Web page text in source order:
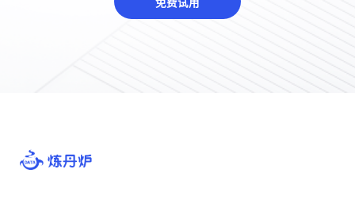
免费试用